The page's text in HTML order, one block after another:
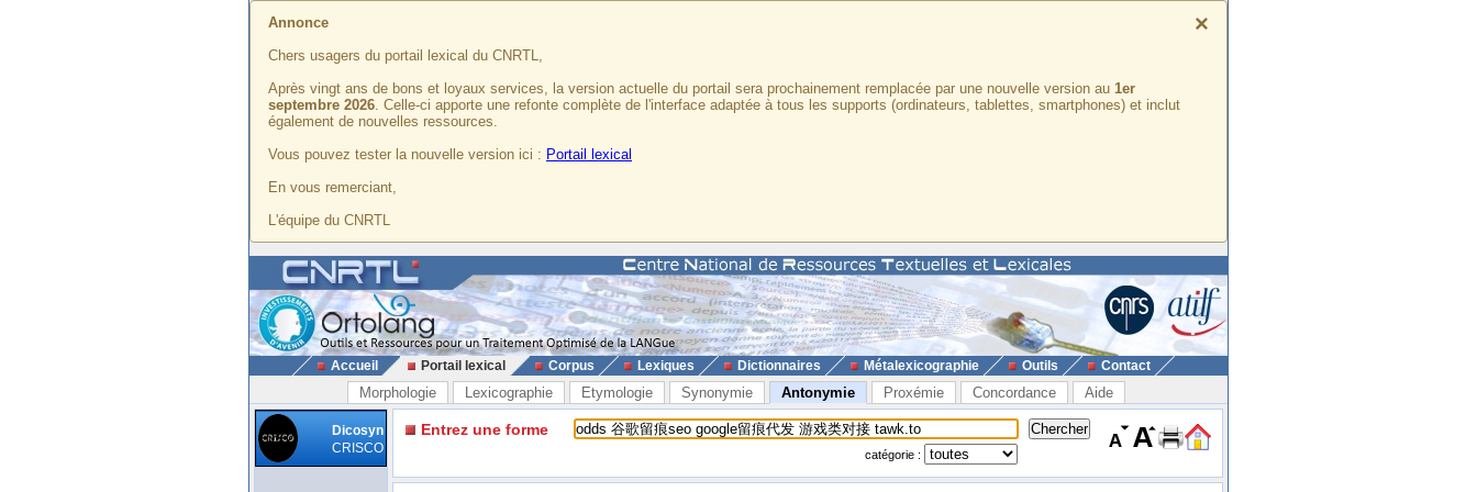
×
Annonce
Chers usagers du portail lexical du CNRTL,
Après vingt ans de bons et loyaux services, la version actuelle du portail sera prochainement remplacée par une nouvelle version au 1er
septembre 2026. Celle-ci apporte une refonte complète de l'interface adaptée à tous les supports (ordinateurs, tablettes, smartphones) et inclut
également de nouvelles ressources.
Vous pouvez tester la nouvelle version ici : Portail lexical
En vous remerciant,
L'équipe du CNRTL
Accueil Portail lexical Corpus Lexiques Dictionnaires Métalexicographie Outils Contact
Morphologie Lexicographie Etymologie Synonymie Antonymie Proxémie Concordance Aide
Dicosyn
CRISCO
Entrez une forme
catégorie :